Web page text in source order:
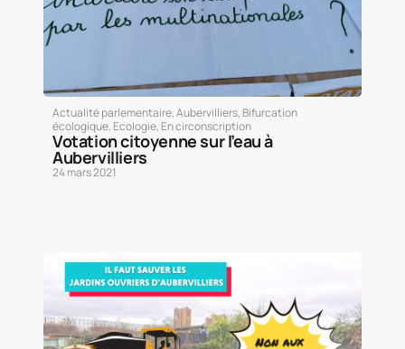
Actualité parlementaire,Aubervilliers, Bifurcation
écologique, Ecologie, En circonscription
Votation citoyenne sur l’eau à
Aubervilliers
24 mars 2021